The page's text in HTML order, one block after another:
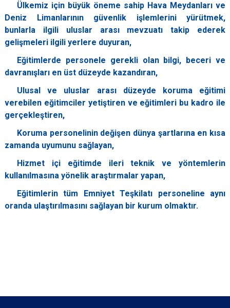
Ülkemiz için büyük öneme sahip Hava Meydanları ve
Deniz Limanlarının güvenlik işlemlerini yürütmek,
bunlarla ilgili uluslar arası mevzuatı takip ederek
gelişmeleri ilgili yerlere duyuran,
Eğitimlerde personele gerekli olan bilgi, beceri ve
davranışları en üst düzeyde kazandıran,
Ulusal ve uluslar arası düzeyde koruma eğitimi
verebilen eğitimciler yetiştiren ve eğitimleri bu kadro ile
gerçekleştiren,
Koruma personelinin değişen dünya şartlarına en kısa
zamanda uyumunu sağlayan,
Hizmet içi eğitimde ileri teknik ve yöntemlerin
kullanılmasına yönelik araştırmalar yapan,
Eğitimlerin tüm Emniyet Teşkilatı personeline aynı
oranda ulaştırılmasını sağlayan bir kurum olmaktır.